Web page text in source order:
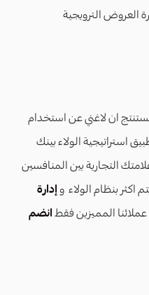
العروض الترويجية
ان لاغني عن استخدام
استراتيجية الولاء بينك
التجارية بين المنافسين
بنظام الولاء و إدارة
المميزين فقط انضم